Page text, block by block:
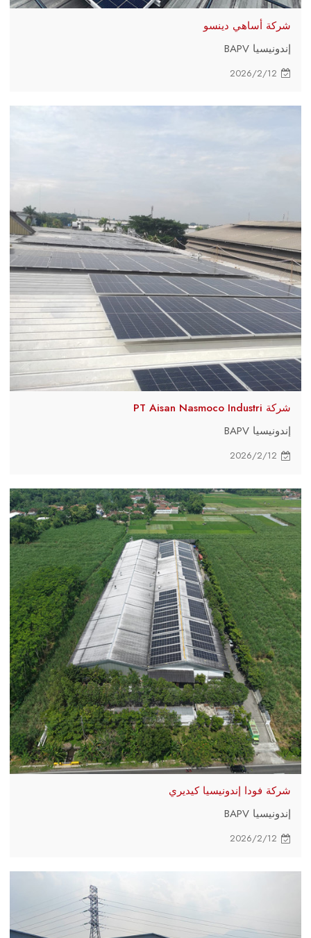
شركة أساهي دينسو
إندونيسيا BAPV
2026/2/12
شركة PT Aisan Nasmoco Industri
إندونيسيا BAPV
2026/2/12
شركة فودا إندونيسيا كيديري
إندونيسيا BAPV
2026/2/12